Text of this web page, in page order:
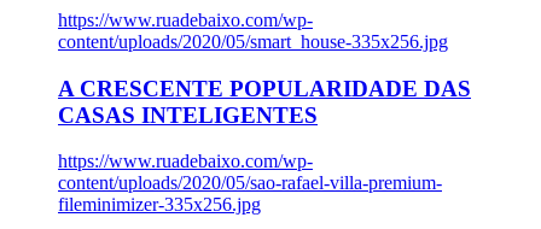
https://www.ruadebaixo.com/wp-
content/uploads/2020/05/smart_house-335x256.jpg
A CRESCENTE POPULARIDADE DAS
CASAS INTELIGENTES
https://www.ruadebaixo.com/wp-
content/uploads/2020/05/sao-rafael-villa-premium-
fileminimizer-335x256.jpg